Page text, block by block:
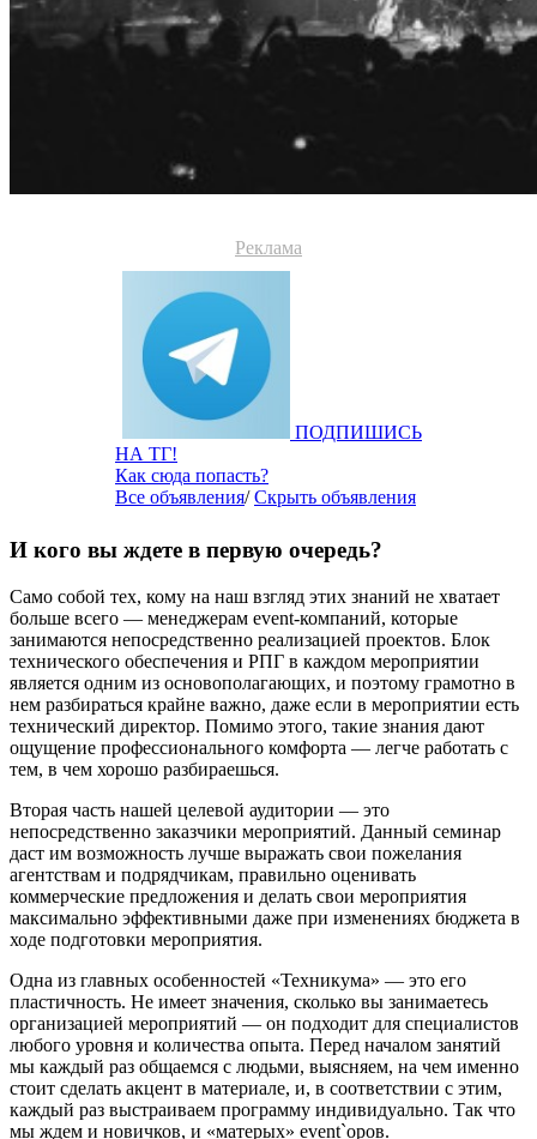
Реклама
ПОДПИШИСЬ
НА ТГ!
Как сюда попасть?
Все объявления/Скрыть объявления
И кого вы ждете в первую очередь?
Само собой тех, кому на наш взгляд этих знаний не хватает
больше всего — менеджерам event-компаний, которые
занимаются непосредственно реализацией проектов. Блок
технического обеспечения и РПГ в каждом мероприятии
является одним из основополагающих, и поэтому грамотно в
нем разбираться крайне важно, даже если в мероприятии есть
технический директор. Помимо этого, такие знания дают
ощущение профессионального комфорта — легче работать с
тем, в чем хорошо разбираешься.
Вторая часть нашей целевой аудитории — это
непосредственно заказчики мероприятий. Данный семинар
даст им возможность лучше выражать свои пожелания
агентствам и подрядчикам, правильно оценивать
коммерческие предложения и делать свои мероприятия
максимально эффективными даже при изменениях бюджета в
ходе подготовки мероприятия.
Одна из главных особенностей «Техникума» — это его
пластичность. Не имеет значения, сколько вы занимаетесь
организацией мероприятий — он подходит для специалистов
любого уровня и количества опыта. Перед началом занятий
мы каждый раз общаемся с людьми, выясняем, на чем именно
стоит сделать акцент в материале, и, в соответствии с этим,
каждый раз выстраиваем программу индивидуально. Так что
мы ждем и новичков, и «матерых» event`оров.